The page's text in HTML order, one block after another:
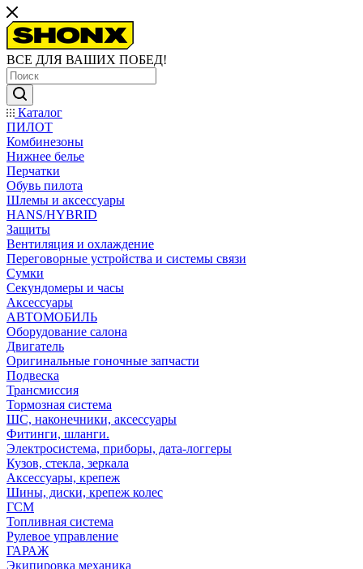
ВСЕ ДЛЯ ВАШИХ ПОБЕД!
Каталог
ПИЛОТ
Комбинезоны
Нижнее белье
Перчатки
Обувь пилота
Шлемы и аксессуары
HANS/HYBRID
Защиты
Вентиляция и охлаждение
Переговорные устройства и системы связи
Сумки
Секундомеры и часы
Аксессуары
АВТОМОБИЛЬ
Оборудование салона
Двигатель
Оригинальные гоночные запчасти
Подвеска
Трансмиссия
Тормозная система
ШС, наконечники, аксессуары
Фитинги, шланги.
Электросистема, приборы, дата-логгеры
Кузов, стекла, зеркала
Аксессуары, крепеж
Шины, диски, крепеж колес
ГСМ
Топливная система
Рулевое управление
ГАРАЖ
Экипировка механика